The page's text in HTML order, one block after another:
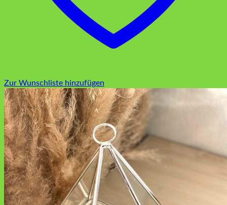
Zur Wunschliste hinzufügen